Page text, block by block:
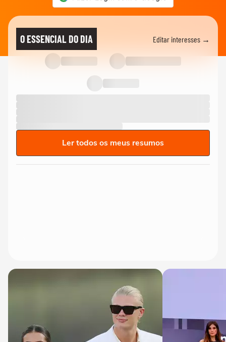
O ESSENCIAL DO DIA Editar interesses →
Ler todos os meus resumos